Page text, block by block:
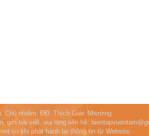
Chủ nhiệm: ĐĐ. Thích Giác Nhường.
gởi bài viết, vui lòng liên hệ:
khi phát hành lại thông tin từ Website.